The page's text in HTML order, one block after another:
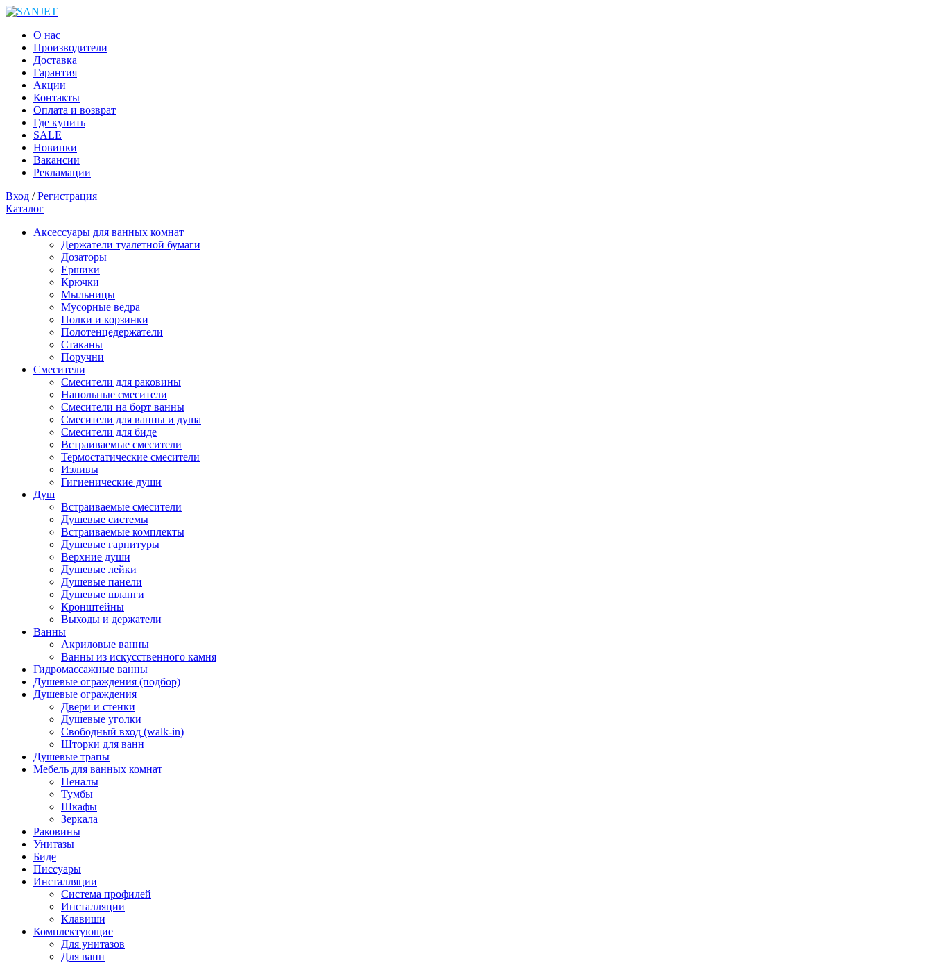
О нас
Производители
Доставка
Гарантия
Акции
Контакты
Оплата и возврат
Где купить
SALE
Новинки
Вакансии
Рекламации
Вход /Регистрация
Каталог
Аксессуары для ванных комнат
Держатели туалетной бумаги
Дозаторы
Ершики
Крючки
Мыльницы
Мусорные ведра
Полки и корзинки
Полотенцедержатели
Стаканы
Поручни
Смесители
Смесители для раковины
Напольные смесители
Смесители на борт ванны
Смесители для ванны и душа
Смесители для биде
Встраиваемые смесители
Термостатические смесители
Изливы
Гигиенические души
Душ
Встраиваемые смесители
Душевые системы
Встраиваемые комплекты
Душевые гарнитуры
Верхние души
Душевые лейки
Душевые панели
Душевые шланги
Кронштейны
Выходы и держатели
Ванны
Акриловые ванны
Ванны из искусственного камня
Гидромассажные ванны
Душевые ограждения (подбор)
Душевые ограждения
Двери и стенки
Душевые уголки
Свободный вход (walk-in)
Шторки для ванн
Душевые трапы
Мебель для ванных комнат
Пеналы
Тумбы
Шкафы
Зеркала
Раковины
Унитазы
Биде
Писсуары
Инсталляции
Система профилей
Инсталляции
Клавиши
Комплектующие
Для унитазов
Для ванн